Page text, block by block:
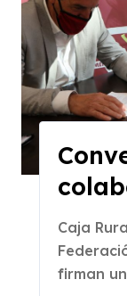
Rural
Caja Rural de Extremadura y la
firman